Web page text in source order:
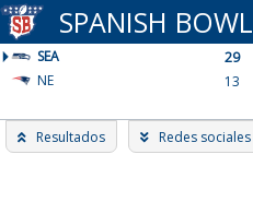
Skip
to
content
SPANISH BOWL
SEA
29
NE
13
Resultados Redes sociales